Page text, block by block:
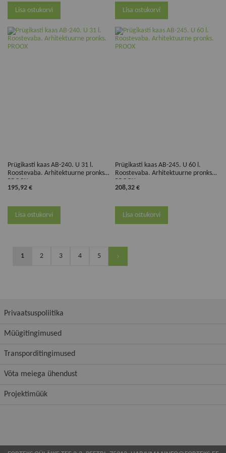
Lisa ostukorvi Lisa ostukorvi
Prügikasti kaas AB-240. U 31 l.
Roostevaba. Arhitektuurne pronks.
PROOX
195,92 €
Lisa ostukorvi
Prügikasti kaas AB-245. U 60 l.
Roostevaba. Arhitektuurne pronks.
PROOX
208,32 €
Lisa ostukorvi
1 2 3 4 5
Privaatsuspoliitika
Müügitingimused
Transporditingimused
Võta meiega ühendust
Projektimüük